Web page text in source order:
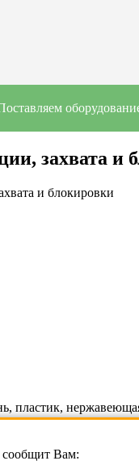
захвата и
пластик,
сообщит Вам: